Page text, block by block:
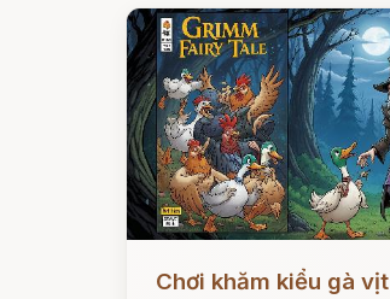
Chơi khăm kiểu gà vịt